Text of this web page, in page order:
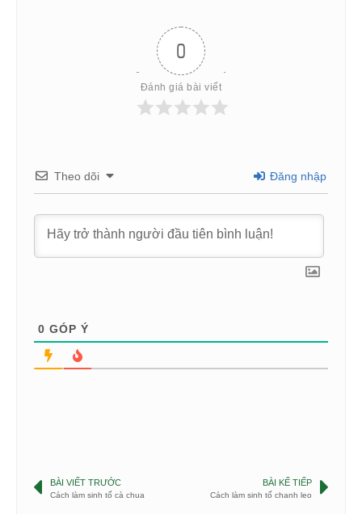
0
Đánh giá bài viết
Theo dõi Đăng nhập
0 GÓP Ý
BÀI VIẾT TRƯỚC
Cách làm sinh tố cà chua
BÀI KẾ TIẾP
Cách làm sinh tố chanh leo